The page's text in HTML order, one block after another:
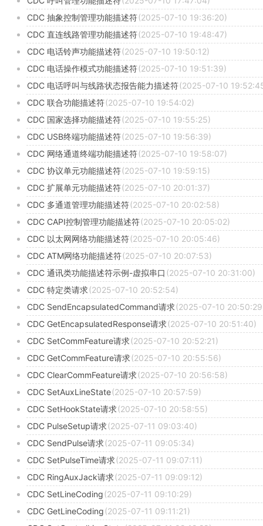
CDC 抽象控制管理功能描述符(2025-07-10 19:36:20)
CDC 直连线路管理功能描述符(2025-07-10 19:48:47)
CDC 电话铃声功能描述符(2025-07-10 19:50:12)
CDC 电话操作模式功能描述符(2025-07-10 19:51:39)
CDC 电话呼叫与线路状态报告能力描述符(2025-07-10
CDC 联合功能描述符(2025-07-10 19:54:02)
CDC 国家选择功能描述符(2025-07-10 19:55:25)
CDC USB终端功能描述符(2025-07-10 19:56:39)
CDC 网络通道终端功能描述符(2025-07-10 19:58:07)
CDC 协议单元功能描述符(2025-07-10 19:59:15)
CDC 扩展单元功能描述符(2025-07-10 20:01:37)
CDC 多通道管理功能描述符(2025-07-10 20:02:58)
CDC CAPI控制管理功能描述符(2025-07-10 20:05:02)
CDC 以太网网络功能描述符(2025-07-10 20:05:46)
CDC ATM网络功能描述符(2025-07-10 20:07:53)
CDC 通讯类功能描述符示例-虚拟串口 (2025-07-10 20:31:00)
CDC 特定类请求(2025-07-10 20:52:54)
CDC SendEncapsulatedCommand请求(2025-07-10
CDC GetEncapsulatedResponse请求(2025-07-10 20:51:40)
CDC SetCommFeature请求(2025-07-10 20:52:21)
CDC GetCommFeature请求(2025-07-10 20:55:56)
CDC ClearCommFeature请求(2025-07-10 20:56:58)
CDC SetAuxLineState(2025-07-10 20:57:59)
CDC SetHookState请求(2025-07-10 20:58:55)
CDC PulseSetup请求(2025-07-11 09:03:40)
CDC SendPulse请求(2025-07-11 09:05:34)
CDC SetPulseTime请求(2025-07-11 09:07:11)
CDC RingAuxJack请求(2025-07-11 09:09:12)
CDC SetLineCoding(2025-07-11 09:10:29)
CDC GetLineCoding(2025-07-11 09:11:21)